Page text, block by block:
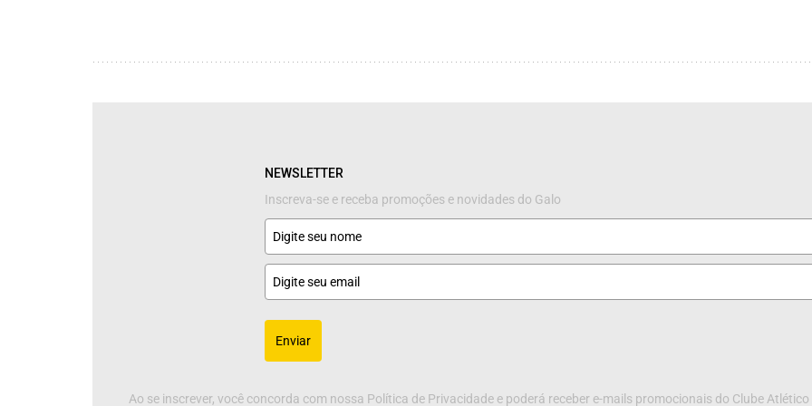
NEWSLETTER
Inscreva-se e receba promoções e novidades do Galo
Enviar
Ao se inscrever, você concorda com nossa Política de Privacidade e poderá receber e-mails promocionais do Clube Atlético